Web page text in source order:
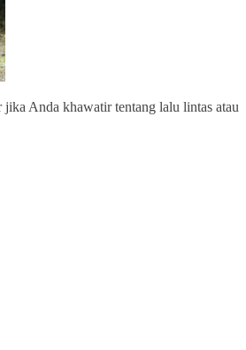
Anda khawatir tentang lalu lintas atau